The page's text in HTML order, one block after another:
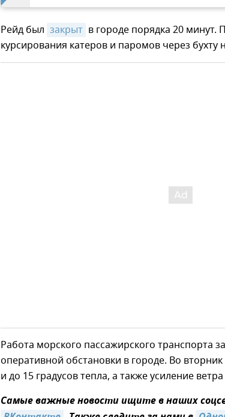
Рейд был закрыт в городе порядка 20 минут.
курсирования катеров и паромов через бухту
Работа морского пассажирского транспорта
оперативной обстановки в городе. Во
и до 15 градусов тепла, а также усиление
Самые важные новости ищите в наших